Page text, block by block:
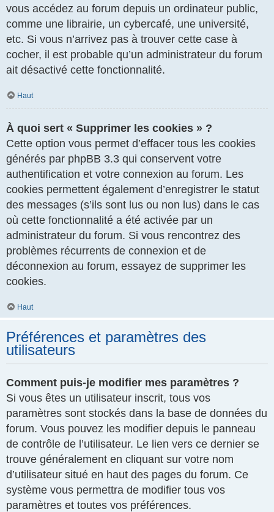
vous accédez au forum depuis un ordinateur public,
comme une librairie, un cybercafé, une université,
etc. Si vous n’arrivez pas à trouver cette case à
cocher, il est probable qu’un administrateur du forum
ait désactivé cette fonctionnalité.
Haut
À quoi sert « Supprimer les cookies » ?
Cette option vous permet d’effacer tous les cookies
générés par phpBB 3.3 qui conservent votre
authentification et votre connexion au forum. Les
cookies permettent également d’enregistrer le statut
des messages (s’ils sont lus ou non lus) dans le cas
où cette fonctionnalité a été activée par un
administrateur du forum. Si vous rencontrez des
problèmes récurrents de connexion et de
déconnexion au forum, essayez de supprimer les
cookies.
Haut
Préférences et paramètres des
utilisateurs
Comment puis-je modifier mes paramètres ?
Si vous êtes un utilisateur inscrit, tous vos
paramètres sont stockés dans la base de données du
forum. Vous pouvez les modifier depuis le panneau
de contrôle de l’utilisateur. Le lien vers ce dernier se
trouve généralement en cliquant sur votre nom
d’utilisateur situé en haut des pages du forum. Ce
système vous permettra de modifier tous vos
paramètres et toutes vos préférences.